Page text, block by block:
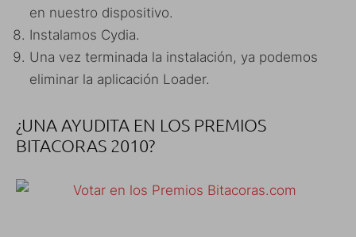
en nuestro dispositivo.
Instalamos Cydia.
Una vez terminada la instalación, ya podemos
eliminar la aplicación Loader.
¿UNA AYUDITA EN LOS PREMIOS
BITACORAS 2010?